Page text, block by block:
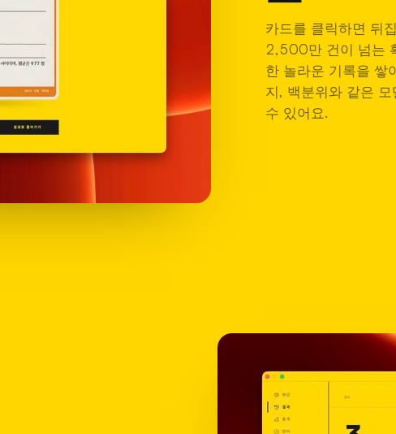
카드를 클릭하면 뒤
2,500만 건이 넘는
한 놀라운 기록을 쌓
지, 백분위와 같은
수 있어요.